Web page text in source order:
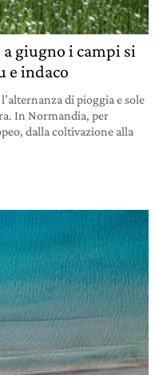
giugno i campi si
e indaco
di pioggia e sole
In Normandia, per
dalla coltivazione alla